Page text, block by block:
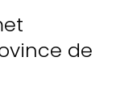
de